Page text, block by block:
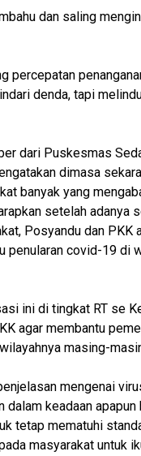
dan saling
percepatan
denda, tapi
dari Puskesmas
dimasa
banyak yang
setelah adanya
Posyandu dan PKK
penularan covid-19 di
ini di tingkat RT se
agar membantu
masing-
mengenai
dalam keadaan
tetap mematuhi
masyarakat untuk